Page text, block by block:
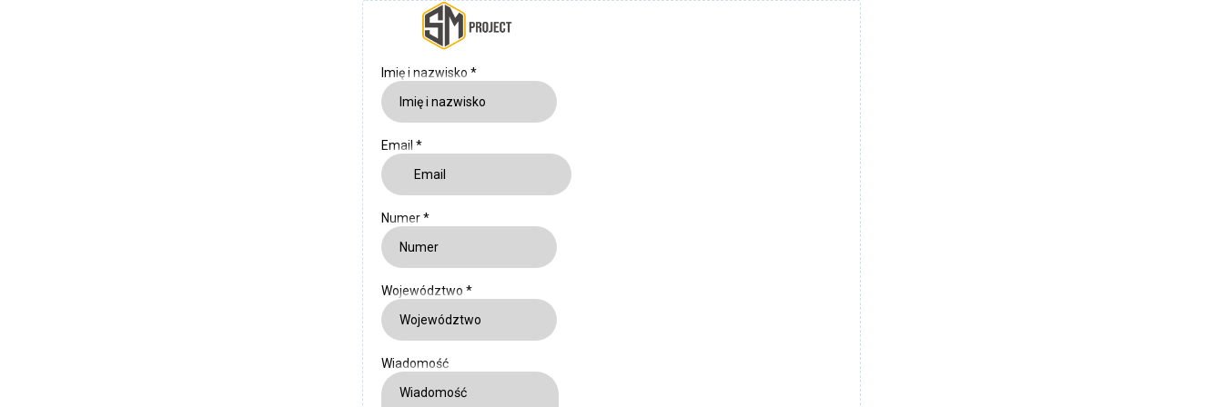
Imię i nazwisko *
Email *
Numer*
Województwo *
Wiadomość